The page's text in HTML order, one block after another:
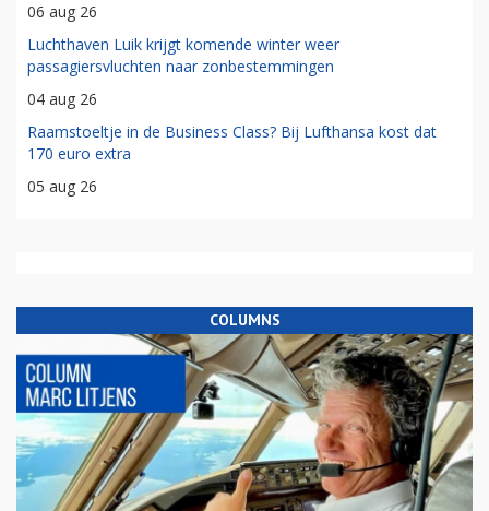
06 aug 26
Luchthaven Luik krijgt komende winter weer
passagiersvluchten naar zonbestemmingen
04 aug 26
Raamstoeltje in de Business Class? Bij Lufthansa kost dat
170 euro extra
05 aug 26
COLUMNS